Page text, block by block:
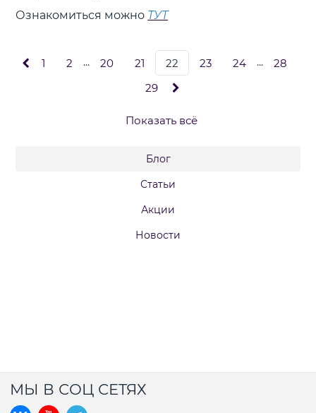
Ознакомиться можно ТУТ
1 2 ... 20 21 22 23 24 ...
28
29
Показать всё
Блог
Статьи
Акции
Новости
МЫ В СОЦ СЕТЯХ